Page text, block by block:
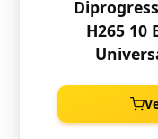
H265 10